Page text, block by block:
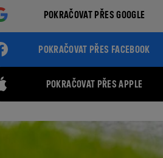
POKRAČOVAT PŘES GOOGLE
POKRAČOVAT PŘES FACEBOOK
POKRAČOVAT PŘES APPLE